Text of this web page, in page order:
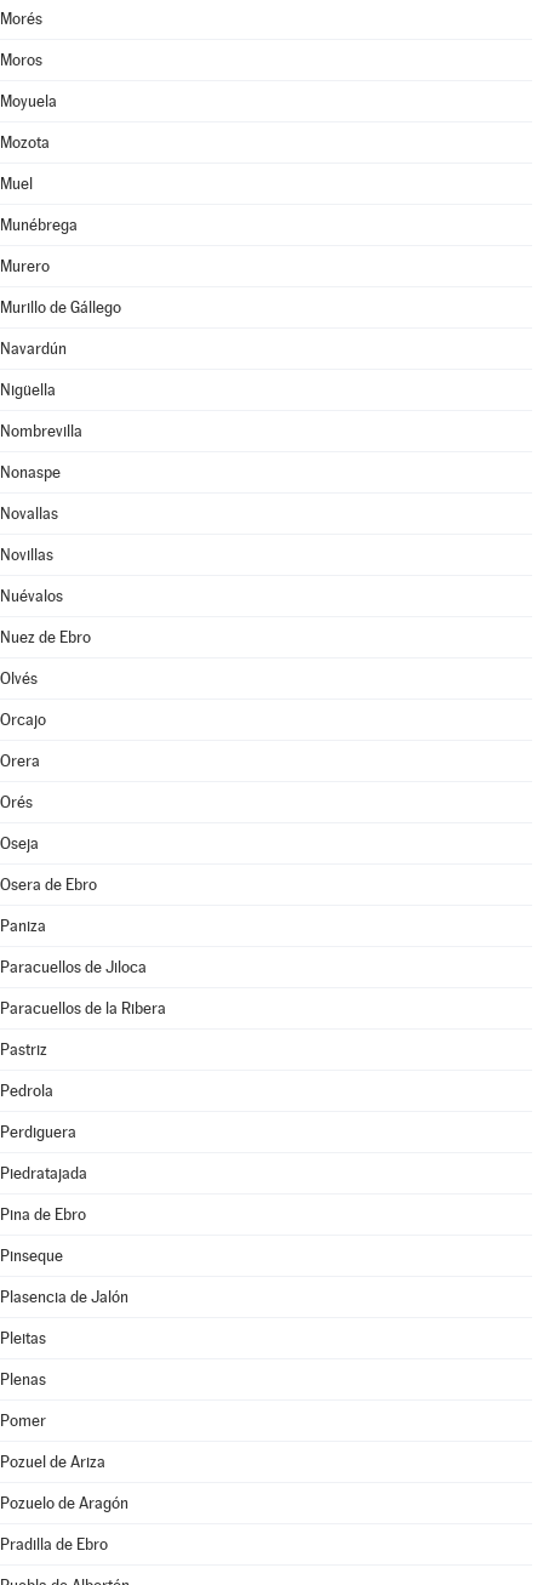
Morés
Moros
Moyuela
Mozota
Muel
Munébrega
Murero
Murillo de Gállego
Navardún
Nigüella
Nombrevilla
Nonaspe
Novallas
Novillas
Nuévalos
Nuez de Ebro
Olvés
Orcajo
Orera
Orés
Oseja
Osera de Ebro
Paniza
Paracuellos de Jiloca
Paracuellos de la Ribera
Pastriz
Pedrola
Perdiguera
Piedratajada
Pina de Ebro
Pinseque
Plasencia de Jalón
Pleitas
Plenas
Pomer
Pozuel de Ariza
Pozuelo de Aragón
Pradilla de Ebro